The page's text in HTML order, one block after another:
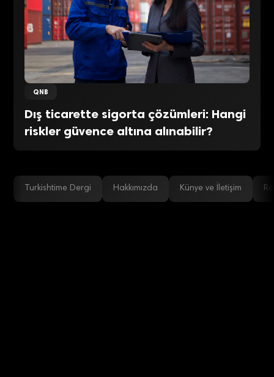
QNB
Dış ticarette sigorta çözümleri: Hangi
riskler güvence altına alınabilir?
Turkishtime Dergi Hakkımızda Künye ve İletişim